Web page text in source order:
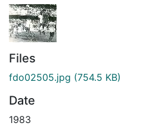
Files
fdo02505.jpg (754.5 KB)
Date
1983